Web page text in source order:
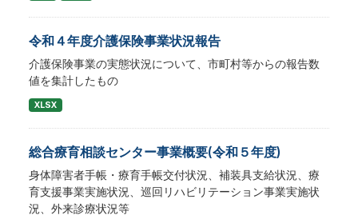
令和４年度介護保険事業状況報告
介護保険事業の実態状況について、市町村等からの報告数
値を集計したもの
XLSX
総合療育相談センター事業概要(令和５年度)
身体障害者手帳・療育手帳交付状況、補装具支給状況、療
育支援事業実施状況、巡回リハビリテーション事業実施状
況、外来診療状況等